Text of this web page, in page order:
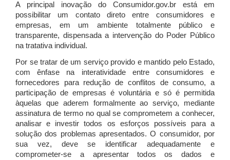
A principal inovação do Consumidor.gov.br está em
possibilitar um contato direto entre consumidores e
empresas, em um ambiente totalmente público e
transparente, dispensada a intervenção do Poder Público
na tratativa individual.
Por se tratar de um serviço provido e mantido pelo Estado,
com ênfase na interatividade entre consumidores e
fornecedores para redução de conflitos de consumo, a
participação de empresas é voluntária e só é permitida
àquelas que aderem formalmente ao serviço, mediante
assinatura de termo no qual se comprometem a conhecer,
analisar e investir todos os esforços possíveis para a
solução dos problemas apresentados. O consumidor, por
sua vez, deve se identificar adequadamente e
comprometer-se a apresentar todos os dados e